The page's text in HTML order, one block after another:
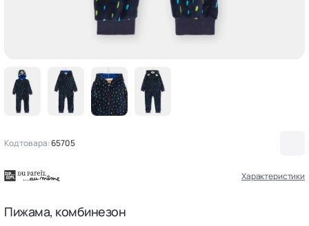
Код товара:65705
Характеристики
Пижама, комбинезон